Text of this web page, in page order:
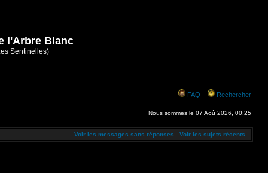
l'Arbre Blanc
Sentinelles)
FAQ Rechercher
Nous sommes le 07 Aoû 2026, 00:25
Voir les messages sans réponses Voir les sujets récents